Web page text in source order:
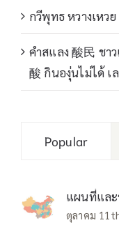
กวีพุทธ หวางเหวย
คำสแลง 酸民 ชา
酸 กินองุ่นไม่ได้ เ
Popular
แผนที่และ
ตุลาคม